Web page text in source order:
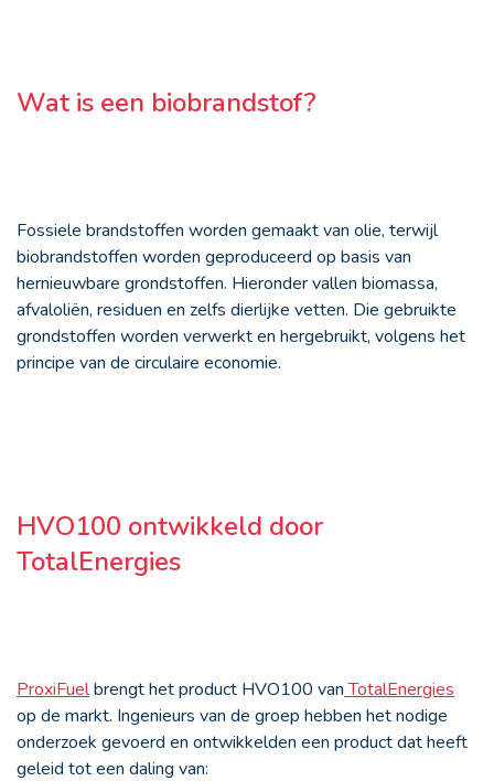
Wat is een biobrandstof?
Fossiele brandstoffen worden gemaakt van olie, terwijl
biobrandstoffen worden geproduceerd op basis van
hernieuwbare grondstoffen. Hieronder vallen biomassa,
afvaloliën, residuen en zelfs dierlijke vetten. Die gebruikte
grondstoffen worden verwerkt en hergebruikt, volgens het
principe van de circulaire economie.
HVO100 ontwikkeld door
TotalEnergies
ProxiFuelbrengt het product HVO100 vanTotalEnergies
op de markt. Ingenieurs van de groep hebben het nodige
onderzoek gevoerd en ontwikkelden een product dat heeft
geleid tot een daling van: